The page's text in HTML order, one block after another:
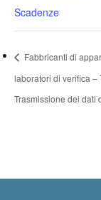
Scadenze
Fabbricanti di
laboratori di verifica –
Trasmissione dei dati